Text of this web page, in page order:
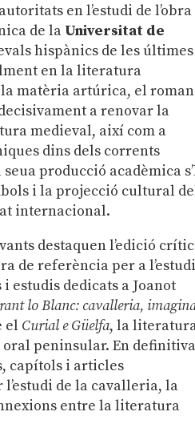
en l’estudi de l’obra
de la Universitat de
hispànics de les últimes
en la literatura
matèria artúrica, el
a renovar la
medieval, així com a
dins dels corrents
producció acadèmica
i la projecció cultural
internacional.
destaquen l’edició
de referència per a
dedicats a Joanot
lo Blanc: cavalleria,
el Curial e Güelfa, la
peninsular. En
capítols i articles
de la cavalleria, la
entre la literatura